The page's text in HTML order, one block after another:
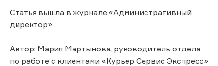
Статья вышла в журнале «Административный
директор»
Автор: Мария Мартынова, руководитель отдела
по работе с клиентами «Курьер Сервис Экспресс»